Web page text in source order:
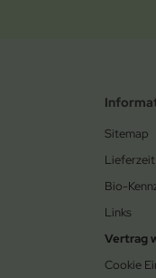
Sitemap
Lieferzeit
Bio-
Links
Vertrag
Cookie